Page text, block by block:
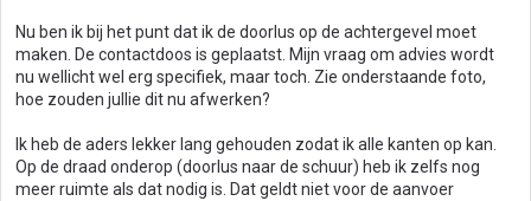
Nu ben ik bij het punt dat ik de doorlus op de achtergevel moet
maken. De contactdoos is geplaatst. Mijn vraag om advies wordt
nu wellicht wel erg specifiek, maar toch. Zie onderstaande foto,
hoe zouden jullie dit nu afwerken?
Ik heb de aders lekker lang gehouden zodat ik alle kanten op kan.
Op de draad onderop (doorlus naar de schuur) heb ik zelfs nog
meer ruimte als dat nodig is. Dat geldt niet voor de aanvoer